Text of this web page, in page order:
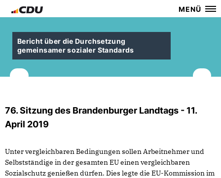
MENÜ
Bericht über die Durchsetzung
gemeinsamer sozialer Standards
76. Sitzung des Brandenburger Landtags - 11.
April 2019
Unter vergleichbaren Bedingungen sollen Arbeitnehmer und
Selbstständige in der gesamten EU einen vergleichbaren
Sozialschutz genießen dürfen. Dies legte die EU-Kommission im